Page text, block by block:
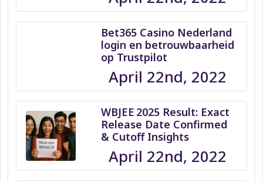
Bet365 Casino Nederland
login en betrouwbaarheid
op Trustpilot
April 22nd, 2022
WBJEE 2025 Result: Exact
Release Date Confirmed
& Cutoff Insights
April 22nd, 2022